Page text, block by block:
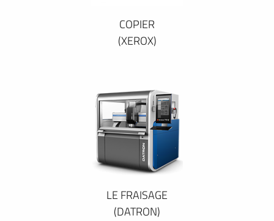
COPIER
(XEROX)
LE FRAISAGE
(DATRON)